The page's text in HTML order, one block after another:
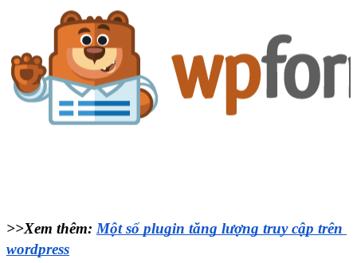
>>Xem thêm: Một số plugin tăng lượng truy cập trên
wordpress